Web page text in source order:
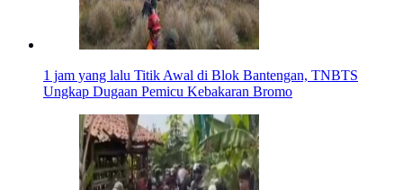
1 jam yang lalu Titik Awal di Blok Bantengan, TNBTS
Ungkap Dugaan Pemicu Kebakaran Bromo